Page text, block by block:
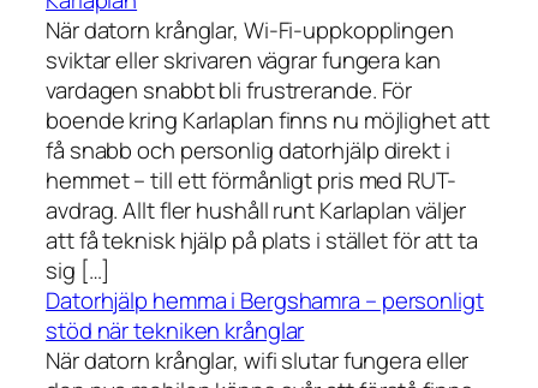
När datorn krånglar, Wi-Fi-uppkopplingen
sviktar eller skrivaren vägrar fungera kan
vardagen snabbt bli frustrerande. För
boende kring Karlaplan finns nu möjlighet att
få snabb och personlig datorhjälp direkt i
hemmet – till ett förmånligt pris med RUT-
avdrag. Allt fler hushåll runt Karlaplan väljer
att få teknisk hjälp på plats i stället för att ta
sig […]
Datorhjälp hemma i Bergshamra – personligt
stöd när tekniken krånglar
När datorn krånglar, wifi slutar fungera eller